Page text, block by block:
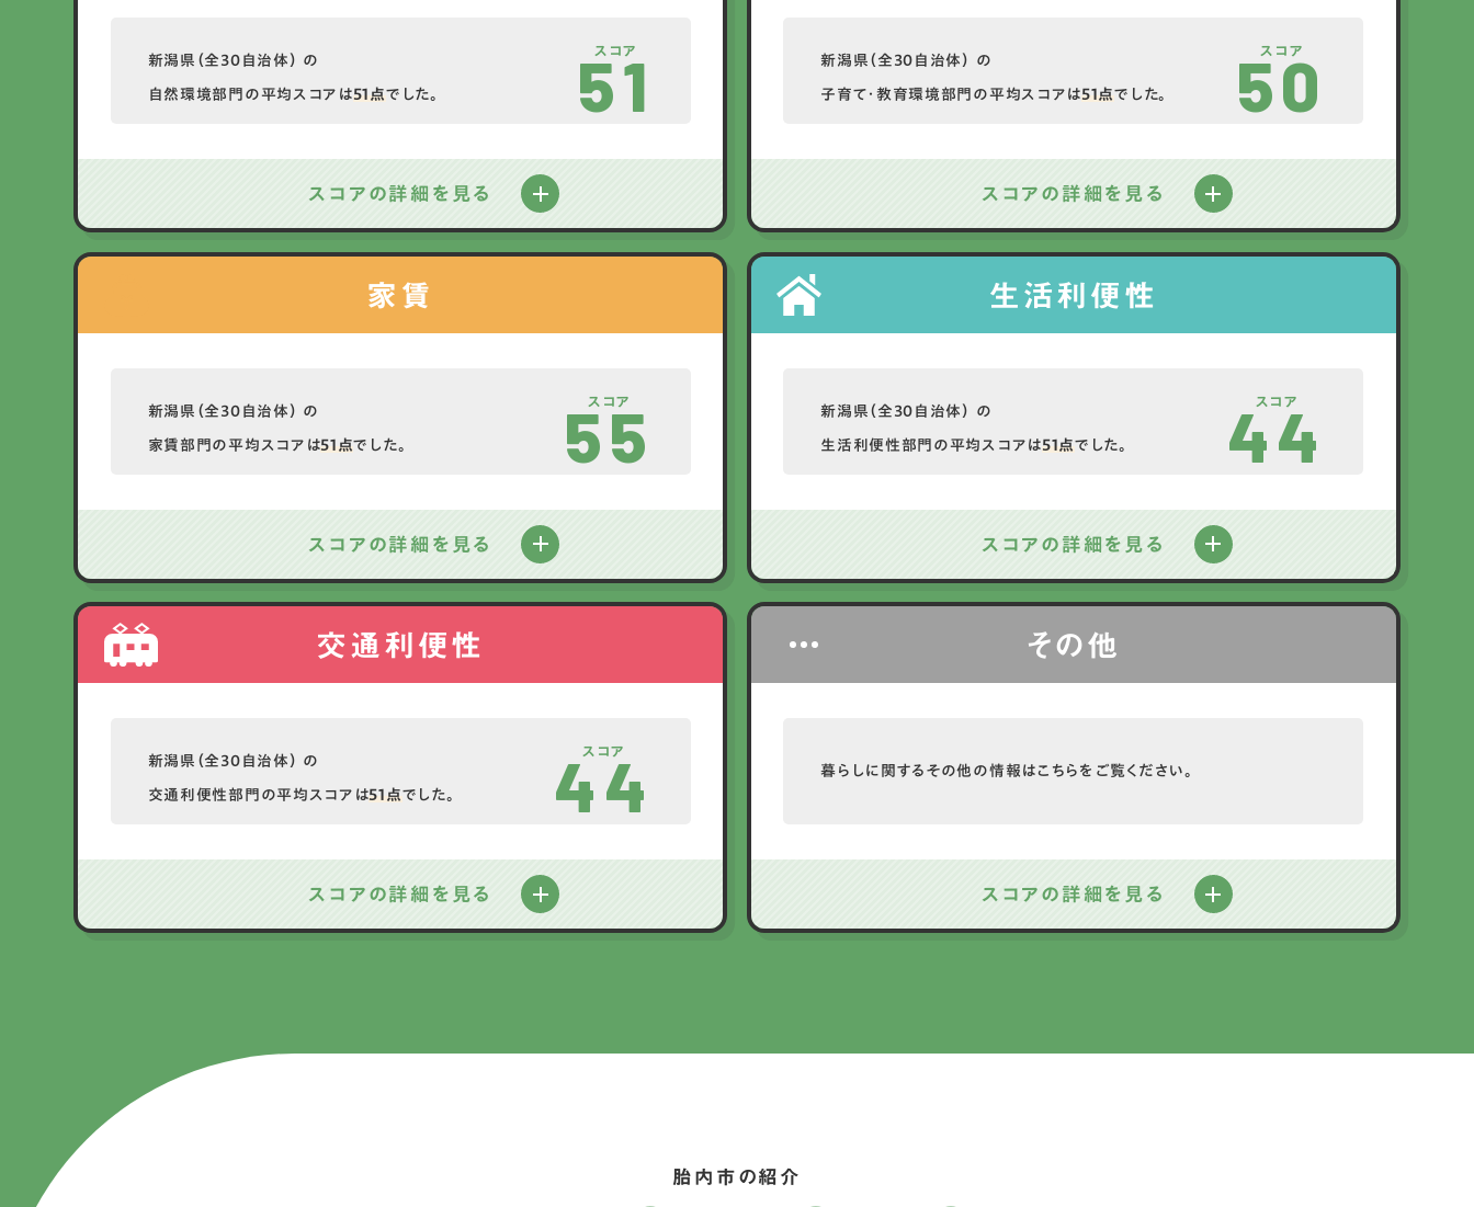
新潟県（全30自治体） の
自然環境部門の平均スコアは51点でした。
スコア
51
スコアの詳細を見る
新潟県（全30自治体） の
子育て・教育環境部門の平均スコアは51点でした。
スコア
50
スコアの詳細を見る
家賃
新潟県（全30自治体） の
家賃部門の平均スコアは51点でした。
スコア
55
スコアの詳細を見る
生活利便性
新潟県（全30自治体） の
生活利便性部門の平均スコアは51点でした。
スコア
44
スコアの詳細を見る
交通利便性
新潟県（全30自治体） の
交通利便性部門の平均スコアは51点でした。
スコア
44
スコアの詳細を見る
その他
暮らしに関するその他の情報はこちらをご覧ください。
スコアの詳細を見る
胎内市の紹介